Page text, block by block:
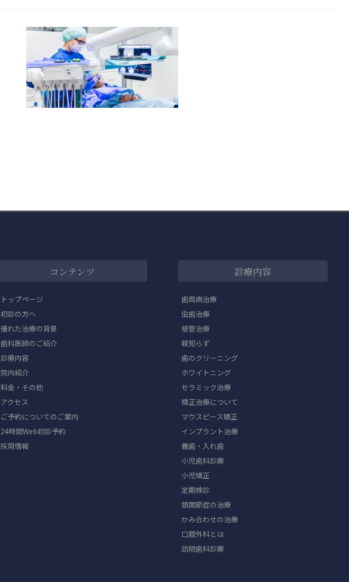
コンテンツ
トップページ
初診の方へ
優れた治療の背景
歯科医師のご紹介
診療内容
院内紹介
料金・その他
アクセス
ご予約についてのご案内
24時間Web初診予約
採用情報
診療内容
歯周病治療
虫歯治療
根管治療
親知らず
歯のクリーニング
ホワイトニング
セラミック治療
矯正治療について
マウスピース矯正
インプラント治療
義歯・入れ歯
小児歯科診療
小児矯正
定期検診
顎関節症の治療
かみ合わせの治療
口腔外科とは
訪問歯科診療